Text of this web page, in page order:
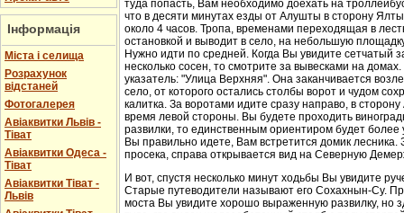
Інформація
Міста і селища
Розрахунок
відстаней
Фотогалерея
Авіаквитки Львів -
Тіват
Авіаквитки Одеса -
Тіват
Авіаквитки Тіват -
Львів
туда попасть, Вам необходимо доехать на
что в десяти минутах езды от Алушты в сторону
около 4 часов. Тропа, временами переходящая в
остановкой и выводит в село, на небольшую
Нужно идти по средней. Когда Вы увидите сетчатый
несколько сосен, то смотрите за вывесками на
указатель: "Улица Верхняя". Она заканчивается
село, от которого остались столбы ворот и чудом
калитка. За воротами идите сразу направо, в
время левой стороны. Вы будете проходить
развилки, то единственным ориентиром будет более
Вы правильно идете, Вам встретится домик лесника.
просека, справа открывается вид на Северную
И вот, спустя несколько минут ходьбы Вы увидите
Старые путеводители называют его Сохахнын-Су.
моста Вы увидите хорошо выраженную развилку, но